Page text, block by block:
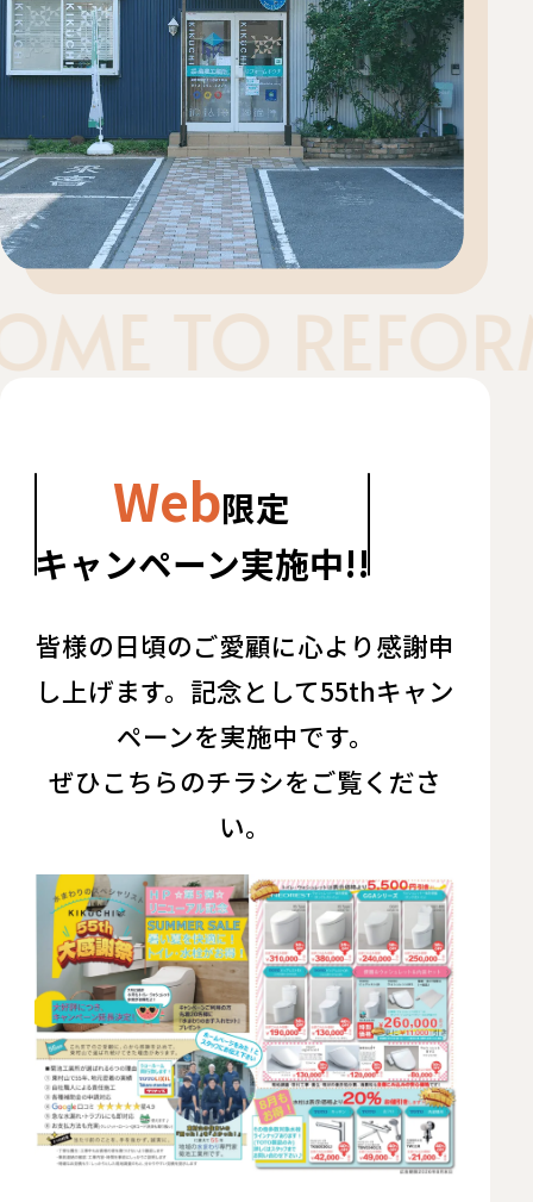
TO
Web限定
キャンペーン実施中!!
皆様の日頃のご愛顧に心より感謝申
し上げます。記念として55thキャン
ペーンを実施中です。
ぜひこちらのチラシをご覧くださ
い。